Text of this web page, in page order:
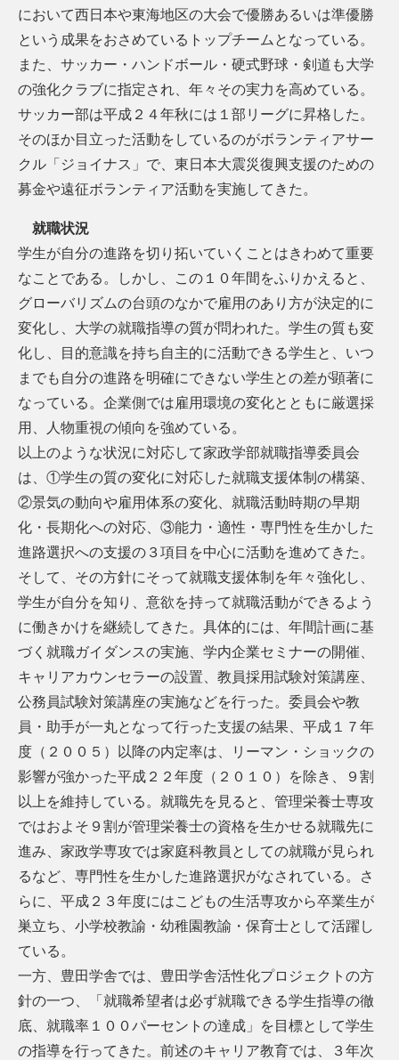
において西日本や東海地区の大会で優勝あるいは準優勝
という成果をおさめているトップチームとなっている。
また、サッカー・ハンドボール・硬式野球・剣道も大学
の強化クラブに指定され、年々その実力を高めている。
サッカー部は平成２４年秋には１部リーグに昇格した。
そのほか目立った活動をしているのがボランティアサー
クル「ジョイナス」で、東日本大震災復興支援のための
募金や遠征ボランティア活動を実施してきた。
就職状況
学生が自分の進路を切り拓いていくことはきわめて重要
なことである。しかし、この１０年間をふりかえると、
グローバリズムの台頭のなかで雇用のあり方が決定的に
変化し、大学の就職指導の質が問われた。学生の質も変
化し、目的意識を持ち自主的に活動できる学生と、いつ
までも自分の進路を明確にできない学生との差が顕著に
なっている。企業側では雇用環境の変化とともに厳選採
用、人物重視の傾向を強めている。
以上のような状況に対応して家政学部就職指導委員会
は、①学生の質の変化に対応した就職支援体制の構築、
②景気の動向や雇用体系の変化、就職活動時期の早期
化・長期化への対応、③能力・適性・専門性を生かした
進路選択への支援の３項目を中心に活動を進めてきた。
そして、その方針にそって就職支援体制を年々強化し、
学生が自分を知り、意欲を持って就職活動ができるよう
に働きかけを継続してきた。具体的には、年間計画に基
づく就職ガイダンスの実施、学内企業セミナーの開催、
キャリアカウンセラーの設置、教員採用試験対策講座、
公務員試験対策講座の実施などを行った。委員会や教
員・助手が一丸となって行った支援の結果、平成１７年
度（２００５）以降の内定率は、リーマン・ショックの
影響が強かった平成２２年度（２０１０）を除き、９割
以上を維持している。就職先を見ると、管理栄養士専攻
ではおよそ９割が管理栄養士の資格を生かせる就職先に
進み、家政学専攻では家庭科教員としての就職が見られ
るなど、専門性を生かした進路選択がなされている。さ
らに、平成２３年度にはこどもの生活専攻から卒業生が
巣立ち、小学校教諭・幼稚園教諭・保育士として活躍し
ている。
一方、豊田学舎では、豊田学舎活性化プロジェクトの方
針の一つ、「就職希望者は必ず就職できる学生指導の徹
底、就職率１００パーセントの達成」を目標として学生
の指導を行ってきた。前述のキャリア教育では、３年次